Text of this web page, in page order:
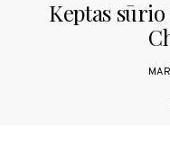
Keptas